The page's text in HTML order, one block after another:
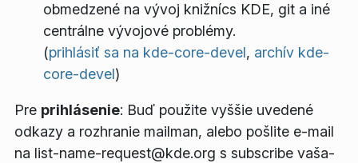
obmedzené na vývoj knižnícs KDE, git a iné
centrálne vývojové problémy.
(prihlásiť sa na kde-core-devel, archív kde-
core-devel)
Pre prihlásenie: Buď použite vyššie uvedené
odkazy a rozhranie mailman, alebo pošlite e-mail
na list-name-request@kde.org s subscribe vaša-